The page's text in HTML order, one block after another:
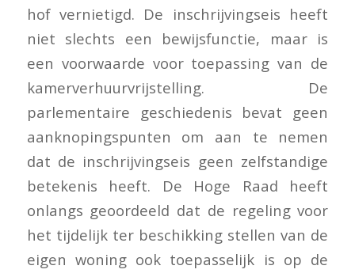
hof vernietigd. De inschrijvingseis heeft
niet slechts een bewijsfunctie, maar is
een voorwaarde voor toepassing van de
kamerverhuurvrijstelling. De
parlementaire geschiedenis bevat geen
aanknopingspunten om aan te nemen
dat de inschrijvingseis geen zelfstandige
betekenis heeft. De Hoge Raad heeft
onlangs geoordeeld dat de regeling voor
het tijdelijk ter beschikking stellen van de
eigen woning ook toepasselijk is op de